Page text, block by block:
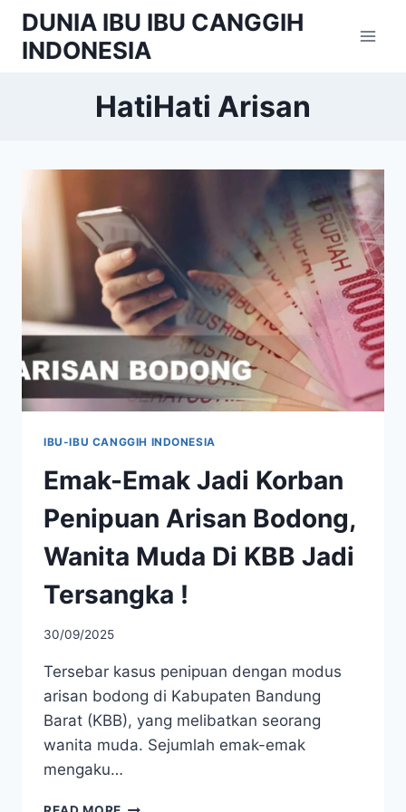
Skip
content
DUNIA IBU IBU CANGGIH
INDONESIA
HatiHati Arisan
IBU-IBU CANGGIH INDONESIA
Emak-Emak Jadi Korban
Penipuan Arisan Bodong,
Wanita Muda Di KBB Jadi
Tersangka !
30/09/2025
Tersebar kasus penipuan dengan modus
arisan bodong di Kabupaten Bandung
Barat (KBB), yang melibatkan seorang
wanita muda. Sejumlah emak-emak
mengaku…
EMAK-